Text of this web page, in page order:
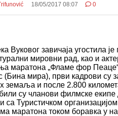
18/05/2017 08:07 0
Вуковог завичаја угостила
мировни рад, као и
маратона „Фламе фор Пеаце
(Бина мира), први кадрови су
земаља и после 2.800 к
су чланови филмске екипе
са Туристичком
маратона током боравка у